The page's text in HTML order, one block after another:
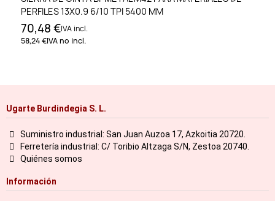
PERFILES 13X0.9 6/10 TPI 5400 MM
70,48 €IVA incl.
58,24 €IVA no incl.
Ugarte Burdindegia S. L.
Suministro industrial: San Juan Auzoa 17, Azkoitia 20720.
Ferretería industrial: C/ Toribio Altzaga S/N, Zestoa 20740.
Quiénes somos
Información